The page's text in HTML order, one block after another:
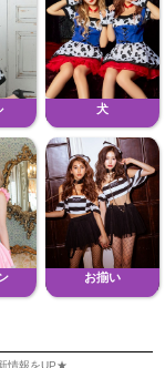
犬
お揃い
情報をUP★